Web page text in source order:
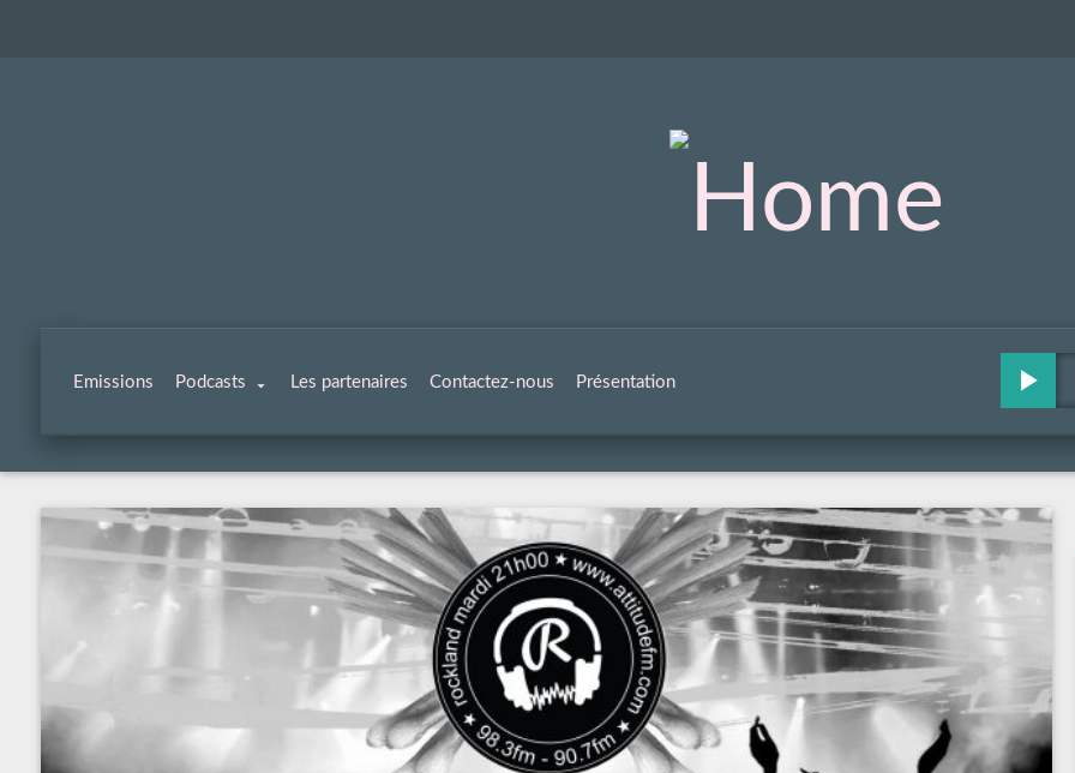
Emissions Podcasts Les partenaires Contactez-nous Présentation